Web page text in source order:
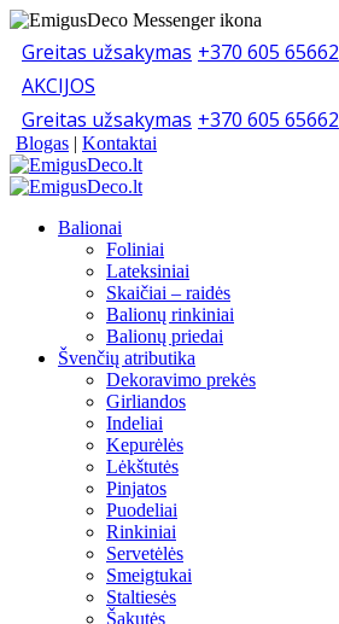
Greitas užsakymas +370 605 65662
AKCIJOS
Greitas užsakymas +370 605 65662
Blogas | Kontaktai
Balionai
Foliniai
Lateksiniai
Skaičiai – raidės
Balionų rinkiniai
Balionų priedai
Švenčių atributika
Dekoravimo prekės
Girliandos
Indeliai
Kepurėlės
Lėkštutės
Pinjatos
Puodeliai
Rinkiniai
Servetėlės
Smeigtukai
Staltiesės
Šakutės